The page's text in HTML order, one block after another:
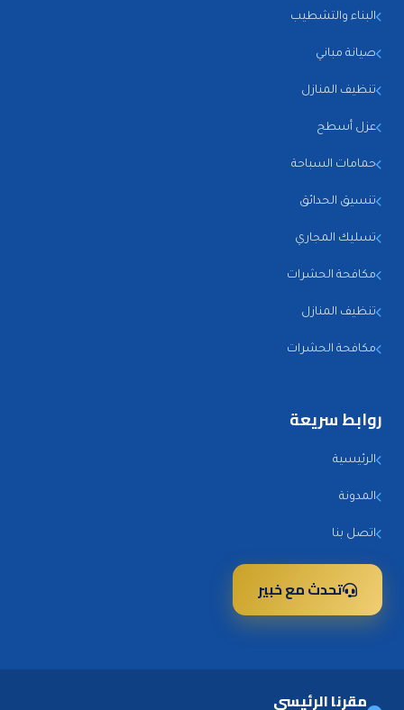
البناء والتشطيب
صيانة مباني
تنظيف المنازل
عزل أسطح
حمامات السباحة
تنسيق الحدائق
تسليك المجاري
مكافحة الحشرات
تنظيف المنازل
مكافحة الحشرات
روابط سريعة
الرئيسية
المدونة
اتصل بنا
تحدث مع خبير
مقرنا الرئيسي